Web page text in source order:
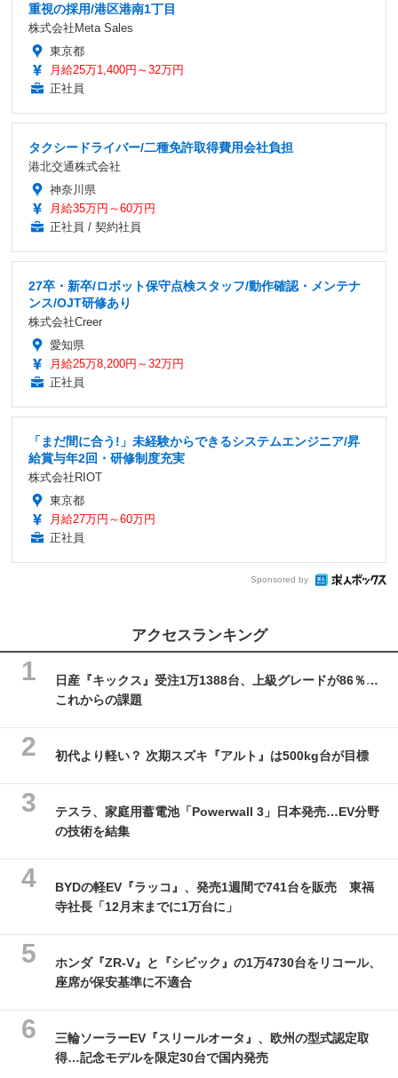
重視の採用/港区港南1丁目
株式会社Meta Sales
東京都
月給25万1,400円～32万円
正社員
タクシードライバー/二種免許取得費用会社負担
港北交通株式会社
神奈川県
月給35万円～60万円
正社員 / 契約社員
27卒・新卒/ロボット保守点検スタッフ/動作確認・メンテナ
ンス/OJT研修あり
株式会社Creer
愛知県
月給25万8,200円～32万円
正社員
「まだ間に合う!」未経験からできるシステムエンジニア/昇
給賞与年2回・研修制度充実
株式会社RIOT
東京都
月給27万円～60万円
正社員
Sponsored by
アクセスランキング
日産『キックス』受注1万1388台、上級グレードが86％…
これからの課題
初代より軽い？ 次期スズキ『アルト』は500kg台が目標
テスラ、家庭用蓄電池「Powerwall 3」日本発売…EV分野
の技術を結集
BYDの軽EV『ラッコ』、発売1週間で741台を販売 東福
寺社長「12月末までに1万台に」
ホンダ『ZR-V』と『シビック』の1万4730台をリコール、
座席が保安基準に不適合
三輪ソーラーEV『スリールオータ』、欧州の型式認定取
得…記念モデルを限定30台で国内発売